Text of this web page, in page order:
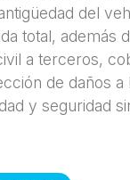
del
total, además
a terceros,
de daños a
y seguridad